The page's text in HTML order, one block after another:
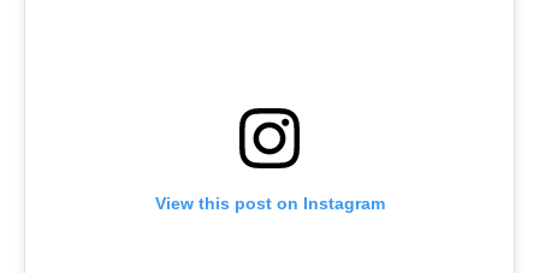
View this post on Instagram